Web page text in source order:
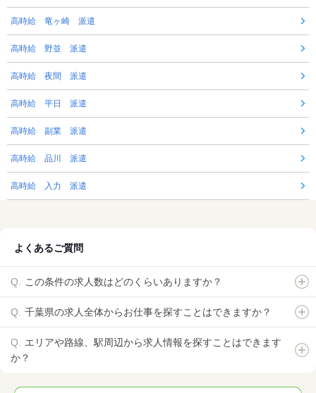
高時給 竜ヶ崎 派遣
高時給 野並 派遣
高時給 夜間 派遣
高時給 平日 派遣
高時給 副業 派遣
高時給 品川 派遣
高時給 入力 派遣
よくあるご質問
この条件の求人数はどのくらいありますか？
千葉県の求人全体からお仕事を探すことはできますか？
エリアや路線、駅周辺から求人情報を探すことはできます
か？